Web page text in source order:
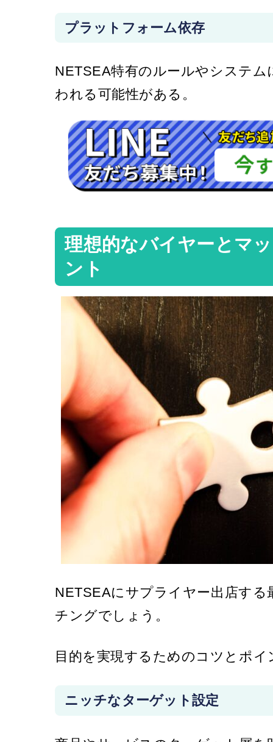
プラットフォーム依存
NETSEA特有のルールやシステ
われる可能性がある。
理想的なバイヤーとマ
ント
NETSEAにサプライヤー出店す
チングでしょう。
目的を実現するためのコツとポ
ニッチなターゲット設定